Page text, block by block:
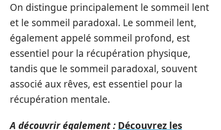
On distingue principalement le sommeil lent
et le sommeil paradoxal. Le sommeil lent,
également appelé sommeil profond, est
essentiel pour la récupération physique,
tandis que le sommeil paradoxal, souvent
associé aux rêves, est essentiel pour la
récupération mentale.
A découvrir également : Découvrez les